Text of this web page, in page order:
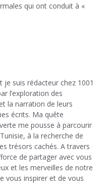
qui ont conduit à «
je suis rédacteur chez 1001
l’exploration des
la narration de leurs
écrits. Ma quête
me pousse à parcourir
à la recherche de
trésors cachés. A travers
de partager avec vous
et les merveilles de notre
vous inspirer et de vous